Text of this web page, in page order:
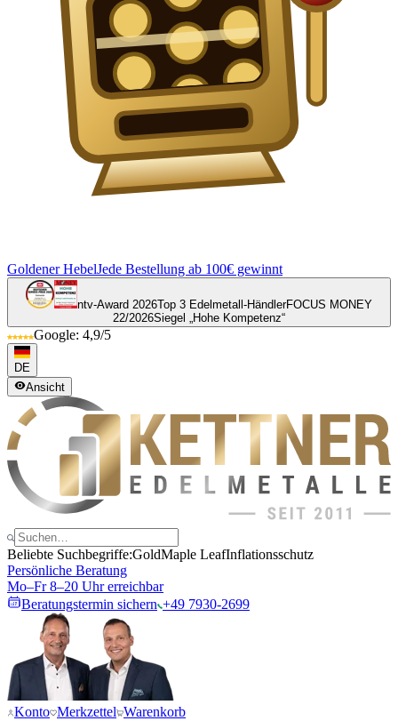
Goldener HebelJede Bestellung ab 100€ gewinnt
ntv-Award 2026Top 3 Edelmetall-HändlerFOCUS MONEY
22/2026Siegel „Hohe Kompetenz“
Google: 4,9/5
DE
Ansicht
Beliebte Suchbegriffe:GoldMaple LeafInflationsschutz
Persönliche Beratung
Mo–Fr 8–20 Uhr erreichbar
Beratungstermin sichern +49 7930-2699
Konto Merkzettel Warenkorb